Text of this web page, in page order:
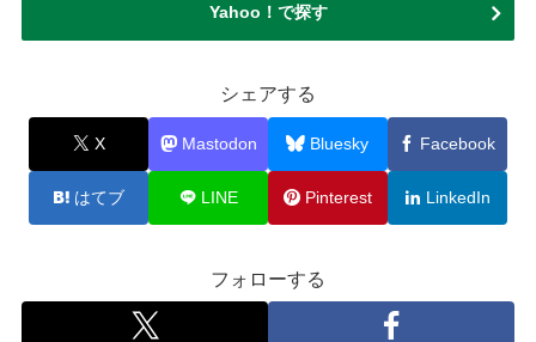
Yahoo！で探す
シェアする
X Mastodon Bluesky Facebook
はてブ LINE Pinterest LinkedIn
フォローする